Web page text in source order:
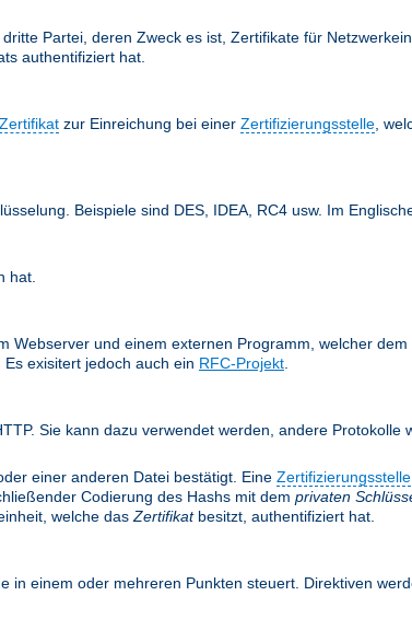
Partei, deren Zweck es ist, Zertifikate für
authentifiziert hat.
Zertifikat zur Einreichung bei einer Zertifizierungsstelle ,
Beispiele sind DES, IDEA, RC4 usw. Im
hat.
Webserver und einem externen Programm, welcher
exisitert jedoch auch ein RFC-Projekt
Sie kann dazu verwendet werden, andere Protokolle
einer anderen Datei bestätigt. Eine Zertifizierungsstelle
Codierung des Hashs mit dem privaten
welche das Zertifikatbesitzt, authentifiziert hat.
in einem oder mehreren Punkten steuert. Direktiven